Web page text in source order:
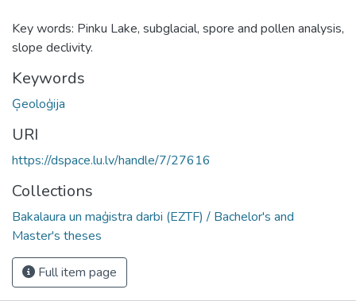
Key words: Pinku Lake, subglacial, spore and pollen analysis,
slope declivity.
Keywords
Ģeoloģija
URI
https://dspace.lu.lv/handle/7/27616
Collections
Bakalaura un maģistra darbi (EZTF) / Bachelor's and
Master's theses
Full item page